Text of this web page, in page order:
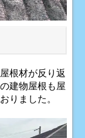
根材が反り返
建物屋根も屋
りました。